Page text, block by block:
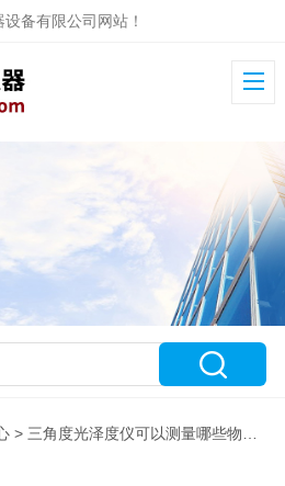
备有限公司网站！
> 三角度光泽度仪可以测量哪些物品的光泽度？